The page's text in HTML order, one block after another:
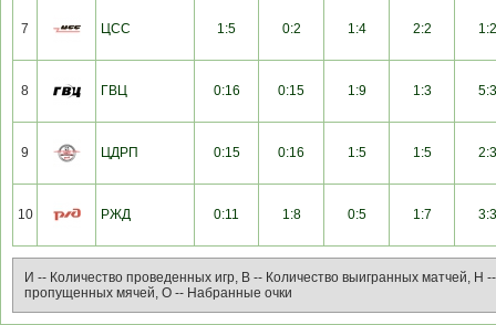
7 ЦСС 1:5 0:2 1:4 2:2 1:2
8 ГВЦ 0:16 0:15 1:9 1:3 5:3
9 ЦДРП 0:15 0:16 1:5 1:5 2:3
10 РЖД 0:11 1:8 0:5 1:7 3:3
И -- Количество проведенных игр, В -- Количество выигранных матчей,
пропущенных мячей, О -- Набранные очки